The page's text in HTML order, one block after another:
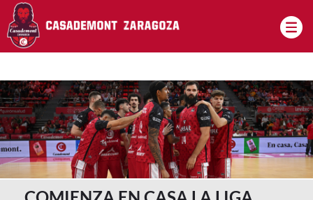
Pasar al contenido principal